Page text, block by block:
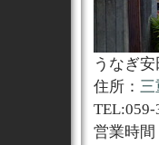
うなぎ安
住所： 三
TEL:059-
営業時間